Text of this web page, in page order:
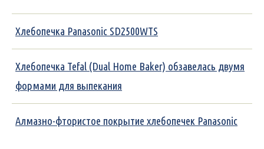
Хлебопечка Panasonic SD2500WTS
Хлебопечка Tefal (Dual Home Baker) обзавелась двумя
формами для выпекания
Алмазно-фтористое покрытие хлебопечек Panasonic